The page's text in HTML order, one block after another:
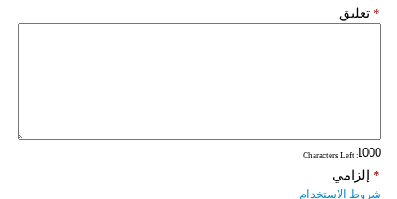
تعليق *
: Characters Left
إلزامي *
شروط الاستخدام